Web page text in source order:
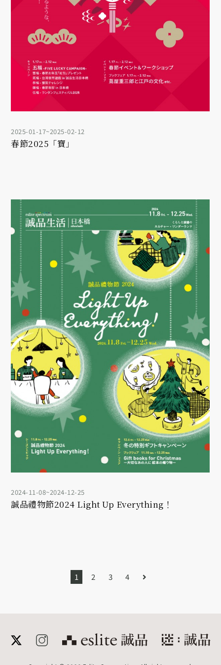
2025-01-17~2025-02-12
春節2025「寶」
2024-11-08~2024-12-25
誠品禮物節2024 Light Up Everything！
1 2 3 4